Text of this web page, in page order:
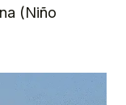
(Niño